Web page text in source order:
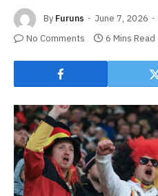
By Furuns June 7, 2026
No Comments
6 Mins Read